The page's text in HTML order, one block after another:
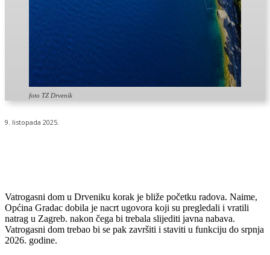
foto TZ Drvenik
9. listopada 2025.
Vatrogasni dom u Drveniku korak je bliže početku radova. Naime,
Općina Gradac dobila je nacrt ugovora koji su pregledali i vratili
natrag u Zagreb. nakon čega bi trebala slijediti javna nabava.
Vatrogasni dom trebao bi se pak završiti i staviti u funkciju do srpnja
2026. godine.